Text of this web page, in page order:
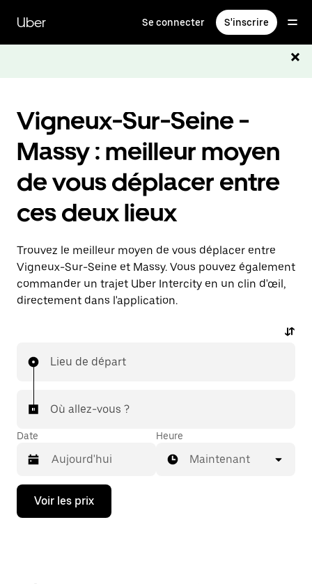
contenu
principal
Uber Se connecter S'inscrire
Vigneux-Sur-Seine -
Massy : meilleur moyen
de vous déplacer entre
ces deux lieux
Trouvez le meilleur moyen de vous déplacer entre
Vigneux-Sur-Seine et Massy. Vous pouvez également
commander un trajet Uber Intercity en un clin d'œil,
directement dans l'application.
Lieu de départ
Où allez-vous ?
Date
Appuyez
la
Heure
Maintenant
Voir les prix